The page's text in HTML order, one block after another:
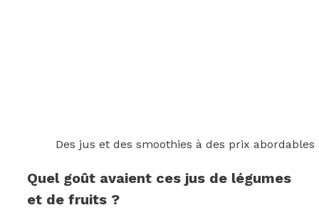
Des jus et des smoothies à des prix abordables
Quel goût avaient ces jus de légumes
et de fruits ?